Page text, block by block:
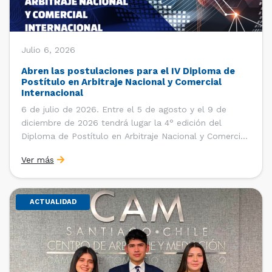
Julio 6, 2026
Abren las postulaciones para el IV Diploma de
Postítulo en Arbitraje Nacional y Comercial
Internacional
6 de julio de 2026. Entre el 5 de agosto y el 9 de
diciembre de 2026 tendrá lugar la 4° edición del
Diploma de Postítulo en Arbitraje Nacional y Comercial
Derecho Internacional de la Facultad de Derecho de la
Universidad de Chile y […]
Ver más
ACTUALIDAD